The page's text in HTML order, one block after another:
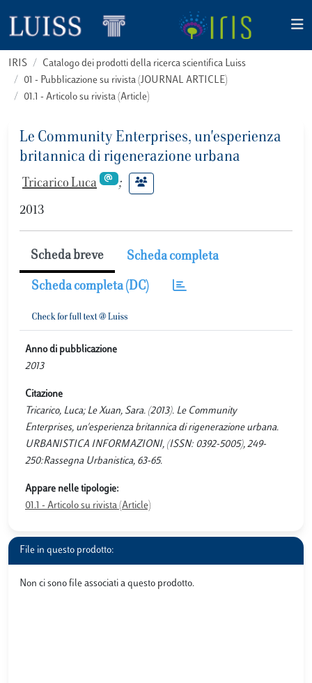
IRIS
Catalogo dei prodotti della ricerca scientifica Luiss
01 - Pubblicazione su rivista (JOURNAL ARTICLE)
01.1 - Articolo su rivista (Article)
Le Community Enterprises, un'esperienza
britannica di rigenerazione urbana
Tricarico Luca ;
2013
Scheda breve Scheda completa
Scheda completa (DC)
Anno di pubblicazione
2013
Citazione
Tricarico, Luca; Le Xuan, Sara. (2013). Le Community
Enterprises, un'esperienza britannica di rigenerazione urbana.
URBANISTICA INFORMAZIONI, (ISSN: 0392-5005), 249-
250:Rassegna Urbanistica, 63-65.
Appare nelle tipologie:
01.1 - Articolo su rivista (Article)
File in questo prodotto:
Non ci sono file associati a questo prodotto.